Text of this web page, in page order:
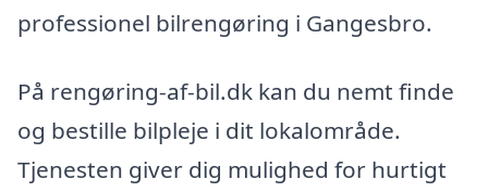
professionel bilrengøring i Gangesbro.
På rengøring-af-bil.dk kan du nemt finde
og bestille bilpleje i dit lokalområde.
Tjenesten giver dig mulighed for hurtigt